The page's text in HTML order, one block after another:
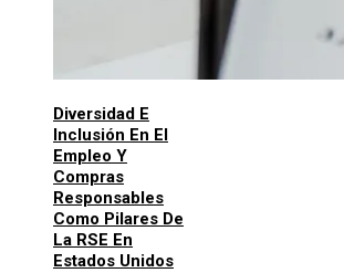
Diversidad E
Inclusión En El
Empleo Y
Compras
Responsables
Como Pilares De
La RSE En
Estados Unidos